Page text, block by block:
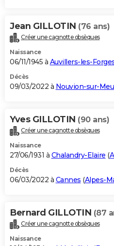
Jean GILLOTIN (76 ans)
Créer une cagnotte obsèques
Naissance
06/11/1945 à Auvillers-les-
Décès
09/03/2022 à Nouvion-sur-
Yves GILLOTIN (90 ans)
Créer une cagnotte obsèques
Naissance
27/06/1931 à Chalandry-Elaire (
Décès
06/03/2022 à Cannes (Alpes-
Bernard GILLOTIN (87
Créer une cagnotte obsèques
Naissance